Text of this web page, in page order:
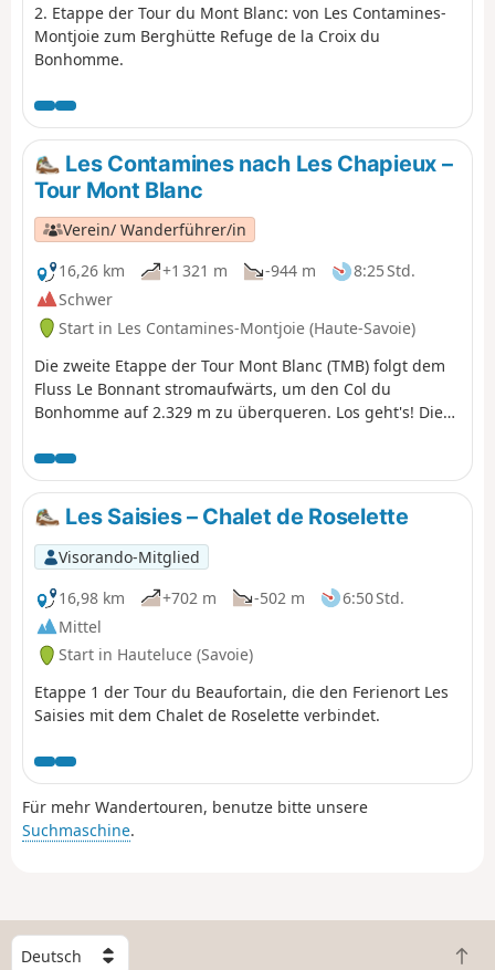
2. Etappe der Tour du Mont Blanc: von Les Contamines-
Montjoie zum Berghütte Refuge de la Croix du
Bonhomme.
Les Contamines nach Les Chapieux –
Tour Mont Blanc
Verein/ Wanderführer/in
16,26 km
+1 321 m -944 m
8:25 Std.
Schwer
Start in Les Contamines-Montjoie (Haute-Savoie)
Die zweite Etappe der Tour Mont Blanc (TMB) folgt dem
Fluss Le Bonnant stromaufwärts, um den Col du
Bonhomme auf 2.329 m zu überqueren. Los geht's! Die
Mont Blanc herumführt, von Frankreich nach Italien und
durch die Schweiz verläuft, bevor er wieder nach
Frankreich zurückkehrt.
Les Saisies – Chalet de Roselette
Visorando-Mitglied
16,98 km
+702 m -502 m
6:50 Std.
Mittel
Start in Hauteluce (Savoie)
Etappe 1 der Tour du Beaufortain, die den Ferienort Les
Saisies mit dem Chalet de Roselette verbindet.
Für mehr Wandertouren, benutze bitte unsere
Suchmaschine.
W